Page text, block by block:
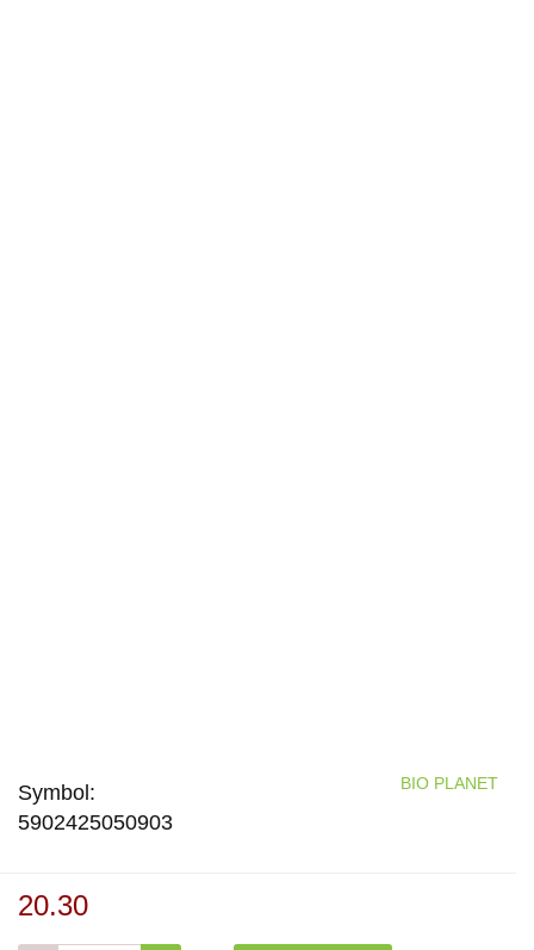
Symbol:
5902425050903
BIO PLANET
20.30